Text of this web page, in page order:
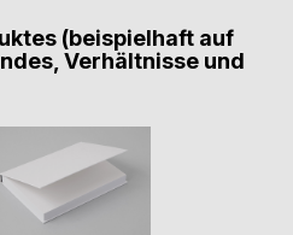
(beispielhaft auf
Verhältnisse und